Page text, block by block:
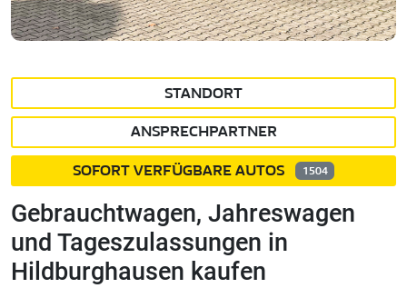
STANDORT
ANSPRECHPARTNER
SOFORT VERFÜGBARE AUTOS 1504
Gebrauchtwagen, Jahreswagen
und Tageszulassungen in
Hildburghausen kaufen